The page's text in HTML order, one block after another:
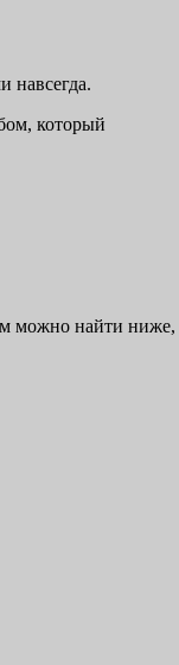
навсегда.
который
можно найти ниже,